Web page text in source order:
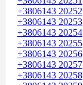
+3806143 20252
+3806143 20253
+3806143 20254
+3806143 20255
+3806143 20256
+3806143 20257
+3806143 20258